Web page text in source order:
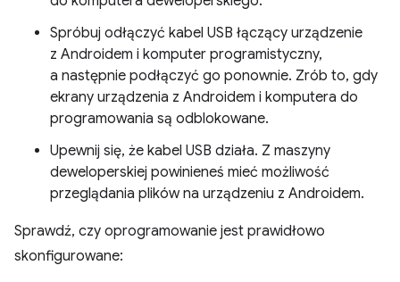
Spróbuj odłączyć kabel USB łączący urządzenie
z Androidem i komputer programistyczny,
a następnie podłączyć go ponownie. Zrób to, gdy
ekrany urządzenia z Androidem i komputera do
programowania są odblokowane.
Upewnij się, że kabel USB działa. Z maszyny
deweloperskiej powinieneś mieć możliwość
przeglądania plików na urządzeniu z Androidem.
Sprawdź, czy oprogramowanie jest prawidłowo
skonfigurowane: